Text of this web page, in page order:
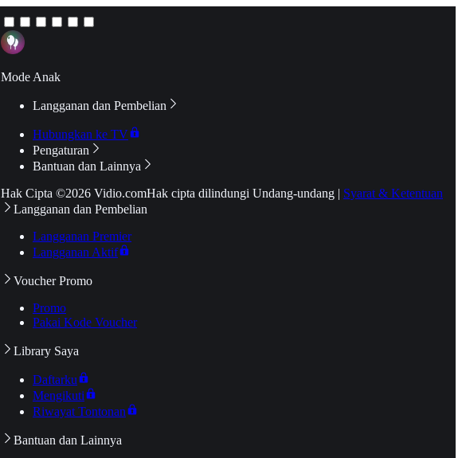
Mode Anak
Langganan dan Pembelian
Hubungkan ke TV
Pengaturan
Bantuan dan Lainnya
Hak Cipta ©2026 Vidio.comHak cipta dilindungi Undang-undang | Syarat & Ketentuan
Langganan dan Pembelian
Langganan Premier
Langganan Aktif
Voucher Promo
Promo
Pakai Kode Voucher
Library Saya
Daftarku
Mengikuti
Riwayat Tontonan
Bantuan dan Lainnya